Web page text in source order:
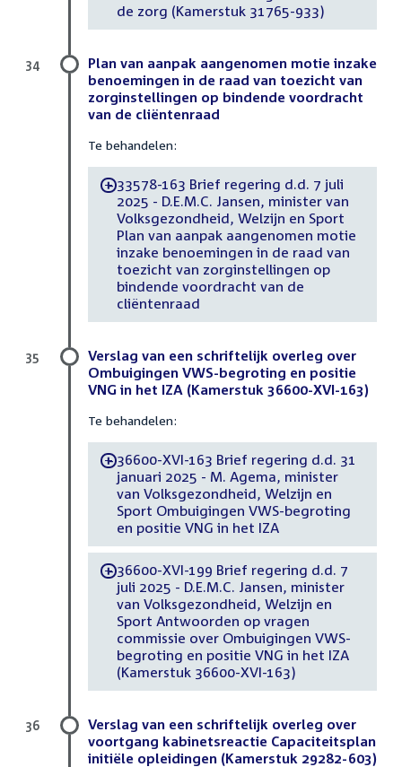
de zorg (Kamerstuk 31765-933)
Plan van aanpak aangenomen motie inzake
benoemingen in de raad van toezicht van
zorginstellingen op bindende voordracht
van de cliëntenraad
Te behandelen:
-33578-163 Brief regering d.d. 7 juli
2025 - D.E.M.C. Jansen, minister van
Volksgezondheid, Welzijn en Sport
Plan van aanpak aangenomen motie
inzake benoemingen in de raad van
toezicht van zorginstellingen op
bindende voordracht van de
cliëntenraad
34
Verslag van een schriftelijk overleg over
Ombuigingen VWS-begroting en positie
VNG in het IZA (Kamerstuk 36600-XVI-163)
Te behandelen:
-36600-XVI-163 Brief regering d.d. 31
januari 2025 - M. Agema, minister
van Volksgezondheid, Welzijn en
Sport Ombuigingen VWS-begroting
en positie VNG in het IZA
-36600-XVI-199 Brief regering d.d. 7
juli 2025 - D.E.M.C. Jansen, minister
van Volksgezondheid, Welzijn en
Sport Antwoorden op vragen
commissie over Ombuigingen VWS-
begroting en positie VNG in het IZA
(Kamerstuk 36600-XVI-163)
35
Verslag van een schriftelijk overleg over
voortgang kabinetsreactie Capaciteitsplan
initiële opleidingen (Kamerstuk 29282-603)
36